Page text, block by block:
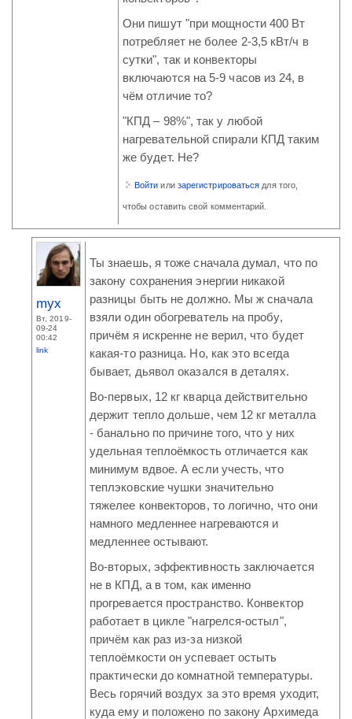
Они пишут "при мощности 400 Вт
потребляет не более 2-3,5 кВт/ч в
сутки", так и конвекторы
включаются на 5-9 часов из 24, в
чём отличие то?
"КПД – 98%", так у любой
нагревательной спирали КПД таким
же будет. Не?
Войти или зарегистрироваться для того,
чтобы оставить свой комментарий.
myx
Вт, 2019-
09-24
00:42
link
Ты знаешь, я тоже сначала думал, что по
закону сохранения энергии никакой
разницы быть не должно. Мы ж сначала
взяли один обогреватель на пробу,
причём я искренне не верил, что будет
какая-то разница. Но, как это всегда
бывает, дьявол оказался в деталях.
Во-первых, 12 кг кварца действительно
держит тепло дольше, чем 12 кг металла
- банально по причине того, что у них
удельная теплоёмкость отличается как
минимум вдвое. А если учесть, что
теплэковские чушки значительно
тяжелее конвекторов, то логично, что они
намного медленнее нагреваются и
медленнее остывают.
Во-вторых, эффективность заключается
не в КПД, а в том, как именно
прогревается пространство. Конвектор
работает в цикле "нагрелся-остыл",
причём как раз из-за низкой
теплоёмкости он успевает остыть
практически до комнатной температуры.
Весь горячий воздух за это время уходит,
куда ему и положено по закону Архимеда